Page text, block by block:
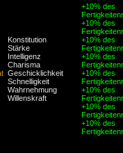
Konstitution
Stärke
Intelligenz
Charisma
Geschicklichkeit
Schnelligkeit
Wahrnehmung
Willenskraft
+10% des
+10% des
+10% des
+10% des
+10% des
+10% des
+10% des
+10% des